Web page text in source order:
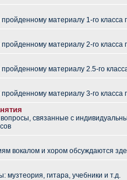
материалу 1-го класса
материалу 2-го класса
материалу 2.5-го
материалу 3-го класса
связанные с
вокалом и хором обсуждаются
музтеория, гитара, учебники и т.д.